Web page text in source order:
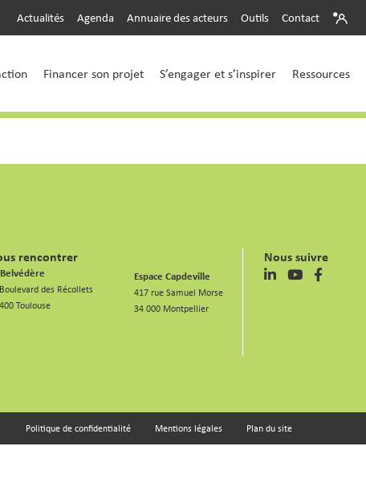
Actualités Agenda Annuaire des acteurs Outils Contact
Financer son projet S’engager et s’inspirer Ressources
rencontrer
des Récollets
Toulouse
Espace Capdeville
417 rue Samuel Morse
34 000 Montpellier
Nous suivre
Politique de confidentialité Mentions légales Plan du site